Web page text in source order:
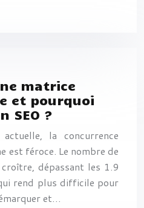
matrice
et pourquoi
SEO ?
la concurrence
est féroce. Le nombre de
dépassant les 1.9
rend plus difficile pour
et…